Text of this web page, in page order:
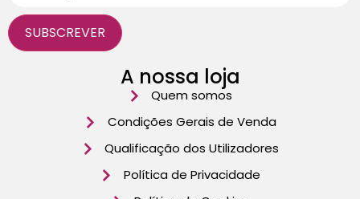
A nossa loja
Quem somos
Condições Gerais de Venda
Qualificação dos Utilizadores
Política de Privacidade